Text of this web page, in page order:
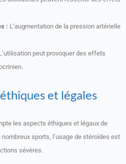
: L’augmentation de la pression artérielle
peut provoquer des effets
et légales
les aspects éthiques et légaux de
sports, l’usage de stéroïdes est
sévères.